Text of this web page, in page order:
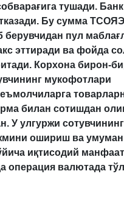
тушади.
Бу сумма
берувчидан пул
эттиради ва фойда
Корхона бирон-
мукофотлари
билан сотишдан
У улгуржи
ошириш ва умуман
иқтисодий
операция валютада